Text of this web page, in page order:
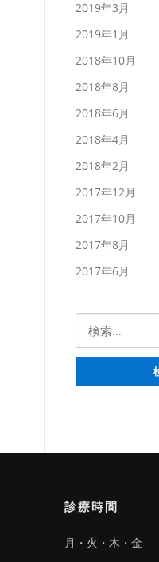
2019年3月
2019年1月
2018年10月
2018年8月
2018年6月
2018年4月
2018年2月
2017年12月
2017年10月
2017年8月
2017年6月
検索:
診療時間
月・火・木・金